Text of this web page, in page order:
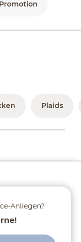
Plaids
Anliegen?